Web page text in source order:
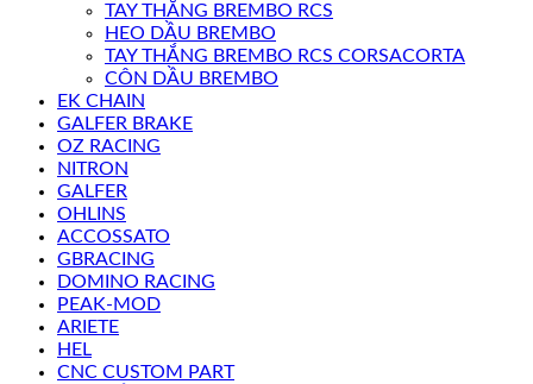
TAY THẮNG BREMBO RCS
HEO DẦU BREMBO
TAY THẮNG BREMBO RCS CORSACORTA
CÔN DẦU BREMBO
EK CHAIN
GALFER BRAKE
OZ RACING
NITRON
GALFER
OHLINS
ACCOSSATO
GBRACING
DOMINO RACING
PEAK-MOD
ARIETE
HEL
CNC CUSTOM PART